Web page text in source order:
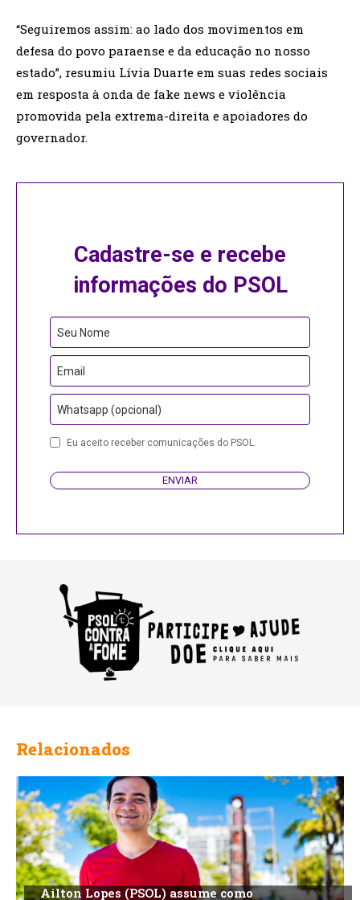
“Seguiremos assim: ao lado dos movimentos em
defesa do povo paraense e da educação no nosso
estado”, resumiu Lívia Duarte em suas redes sociais
em resposta à onda de fake news e violência
promovida pela extrema-direita e apoiadores do
governador.
Cadastre-se e recebe
informações do PSOL
Phone
Number
Seu Nome
Email
Whatsapp (opcional)
Eu aceito receber comunicações do PSOL.
ENVIAR
Relacionados
Ailton Lopes (PSOL) assume como